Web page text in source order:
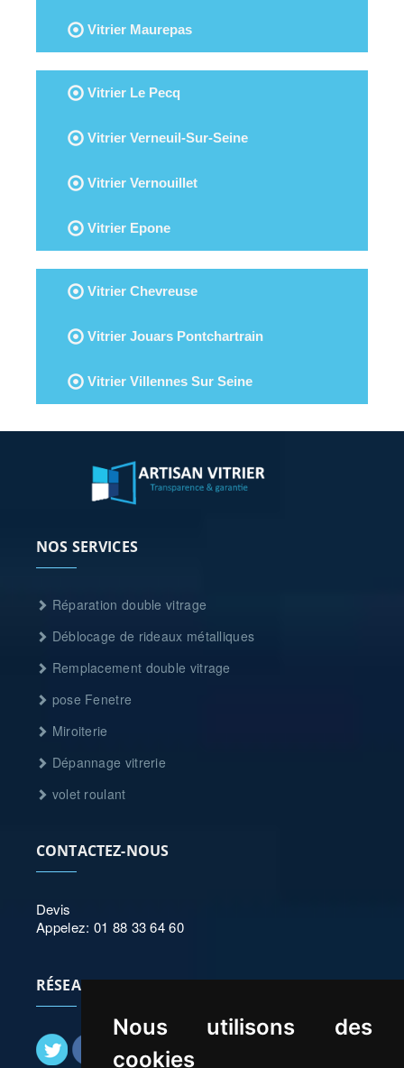
Nous utilisons des
cookies
Vitrier Maurepas
Vitrier Le Pecq
Vitrier Verneuil-Sur-Seine
Vitrier Vernouillet
Vitrier Epone
Vitrier Chevreuse
Vitrier Jouars Pontchartrain
Vitrier Villennes Sur Seine
NOS SERVICES
Réparation double vitrage
Déblocage de rideaux métalliques
Remplacement double vitrage
pose Fenetre
Miroiterie
Dépannage vitrerie
volet roulant
CONTACTEZ-NOUS
Devis
Appelez: 01 88 33 64 60
RÉSEAUX SOCIAUX